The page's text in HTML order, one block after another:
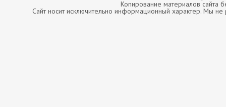
Копирование материалов сайта
Сайт носит исключительно информационный характер. Мы